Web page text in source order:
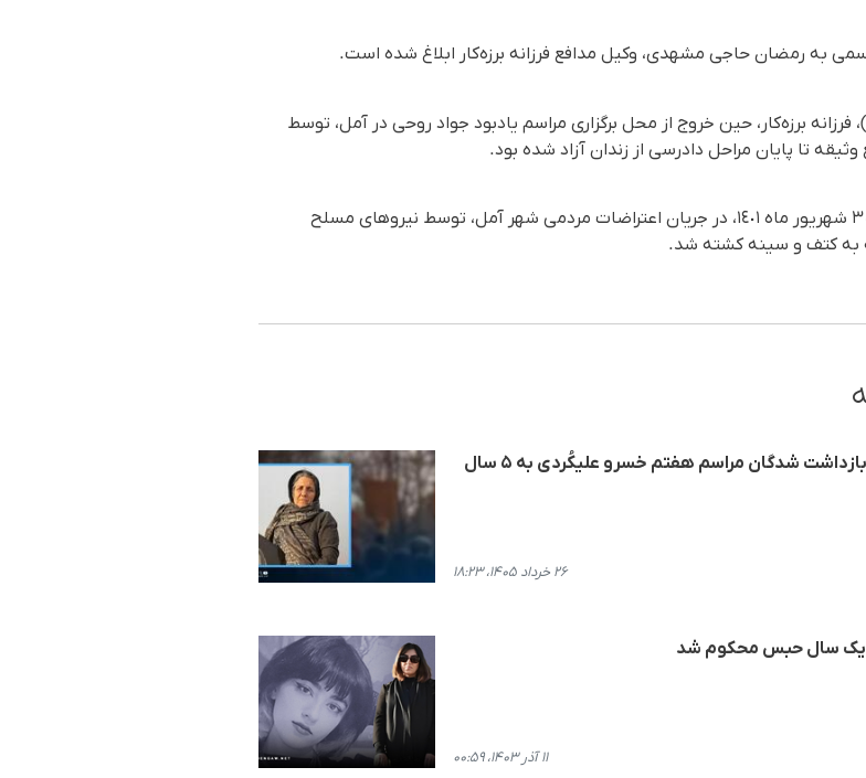
به رمضان حاجی مشهدی، وکیل مدافع فرزانه برزه‌کار ابلاغ شده است.
روز یکشنبه ١٢ شهریور ماه ١٤٠٢ (٣ سپتامبر ٢٠٢٣)، فرزانه برزه‌کار، حین خروج از محل برگزاری مراسم یادبود جواد روحی در آمل، توسط
تا پایان مراحل دادرسی از زندان آزاد شده بود.
عرفان رضایی، فرزند فرزانه برزه‌کار، روز چهارشنبه ٣٠ شهریور ماه ١٤٠١، در جریان اعتراضات مردمی شهر آمل، توسط نیروهای مسلح
به کتف و سینه کشته شد.
مشهد؛ طیبه نظری، مادر دادخواه مریم آروین و از بازداشت شدگان مراسم هفتم خسرو علیکُردی به ۵ سال
۲۶ خرداد ۱۴۰۵، ۱۸:۲۳
یک سال حبس محکوم شد
۱۱ آذر ۱۴۰۳، ۰۰:۵۹